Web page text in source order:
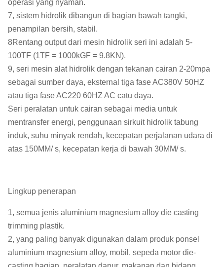
operasi yang nyaman.
7, sistem hidrolik dibangun di bagian bawah tangki,
penampilan bersih, stabil.
8Rentang output dari mesin hidrolik seri ini adalah 5-
100TF (1TF = 1000kGF = 9.8KN).
9, seri mesin alat hidrolik dengan tekanan cairan 2-20mpa
sebagai sumber daya, eksternal tiga fase AC380V 50HZ
atau tiga fase AC220 60HZ AC catu daya.
Seri peralatan untuk cairan sebagai media untuk
mentransfer energi, penggunaan sirkuit hidrolik tabung
induk, suhu minyak rendah, kecepatan perjalanan udara di
atas 150MM/ s, kecepatan kerja di bawah 30MM/ s.
Lingkup penerapan
1, semua jenis aluminium magnesium alloy die casting
trimming plastik.
2, yang paling banyak digunakan dalam produk ponsel
aluminium magnesium alloy, mobil, sepeda motor die-